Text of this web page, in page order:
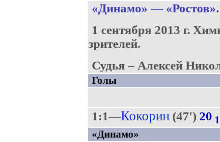
«Динамо» — «Ростов»
1 сентября 2013 г.
зрителей.
Судья – Алексей
Голы
1:1—Кокорин(47') 20 1
«Динамо»